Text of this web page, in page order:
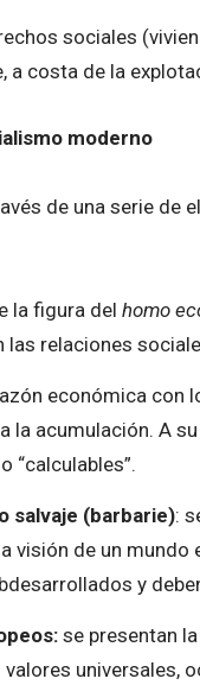
sociales
a costa de la
moderno
de una serie de
la figura del homo
relaciones
económica con
la acumulación. A
“calculables”.
salvaje (barbarie):
visión de un mundo
y
se presentan
universales,